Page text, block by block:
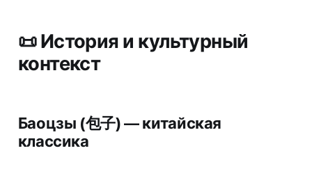
📜 История и культурный
контекст
Баоцзы (包子) — китайская
классика